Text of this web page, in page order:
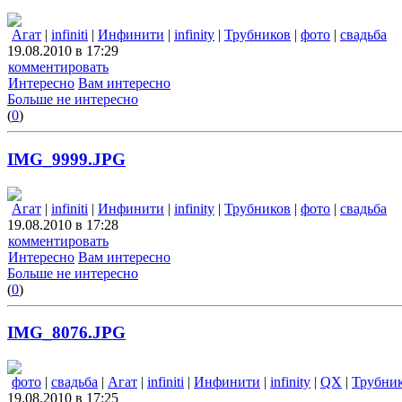
Агат | infiniti | Инфинити | infinity | Трубников | фото | свадьба
19.08.2010 в 17:29
комментировать
Интересно Вам интересно
Больше не интересно
(0)
IMG_9999.JPG
Агат | infiniti | Инфинити | infinity | Трубников | фото | свадьба
19.08.2010 в 17:28
комментировать
Интересно Вам интересно
Больше не интересно
(0)
IMG_8076.JPG
фото | свадьба | Агат | infiniti | Инфинити | infinity | QX |
19.08.2010 в 17:25